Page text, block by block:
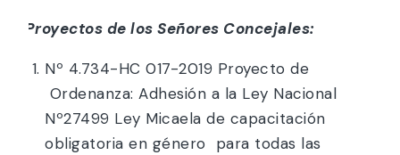
i) Proyectos de los Señores Concejales:
Nº 4.734-HC 017-2019 Proyecto de
Ordenanza: Adhesión a la Ley Nacional
Nº27499 Ley Micaela de capacitación
obligatoria en género para todas las